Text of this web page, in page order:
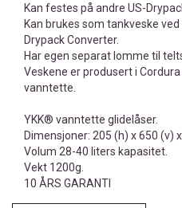
Kan festes på andre US-
Kan brukes som tankveske
Drypack Converter.
Har egen separat lomme til
Veskene er produsert i
vanntette.
YKK® vanntette glidelåser.
Dimensjoner: 205 (h) x 650 (v)
Volum 28-40 liters kapasitet.
Vekt 1200g.
10 ÅRS GARANTI